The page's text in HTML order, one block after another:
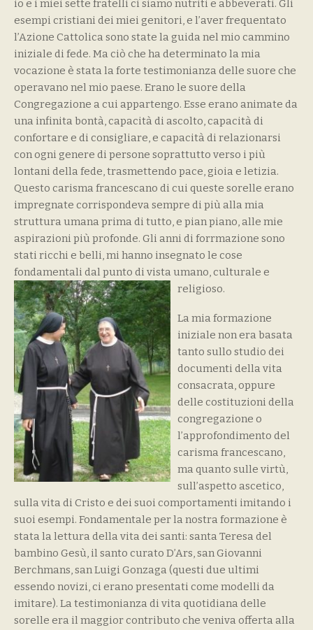
io e i miei sette fratelli ci siamo nutriti e abbeverati. Gli
esempi cristiani dei miei genitori, e l’aver frequentato
l’Azione Cattolica sono state la guida nel mio cammino
iniziale di fede. Ma ciò che ha determinato la mia
vocazione è stata la forte testimonianza delle suore che
operavano nel mio paese. Erano le suore della
Congregazione a cui appartengo. Esse erano animate da
una infinita bontà, capacità di ascolto, capacità di
confortare e di consigliare, e capacità di relazionarsi
con ogni genere di persone soprattutto verso i più
lontani della fede, trasmettendo pace, gioia e letizia.
Questo carisma francescano di cui queste sorelle erano
impregnate corrispondeva sempre di più alla mia
struttura umana prima di tutto, e pian piano, alle mie
aspirazioni più profonde. Gli anni di forrmazione sono
stati ricchi e belli, mi hanno insegnato le cose
fondamentali dal punto di vista umano, culturale e
religioso.
La mia formazione
iniziale non era basata
tanto sullo studio dei
documenti della vita
consacrata, oppure
delle costituzioni della
congregazione o
l’approfondimento del
carisma francescano,
ma quanto sulle virtù,
sull’aspetto ascetico,
sulla vita di Cristo e dei suoi comportamenti imitando i
suoi esempi. Fondamentale per la nostra formazione è
stata la lettura della vita dei santi: santa Teresa del
bambino Gesù, il santo curato D’Ars, san Giovanni
Berchmans, san Luigi Gonzaga (questi due ultimi
essendo novizi, ci erano presentati come modelli da
imitare). La testimonianza di vita quotidiana delle
sorelle era il maggior contributo che veniva offerta alla